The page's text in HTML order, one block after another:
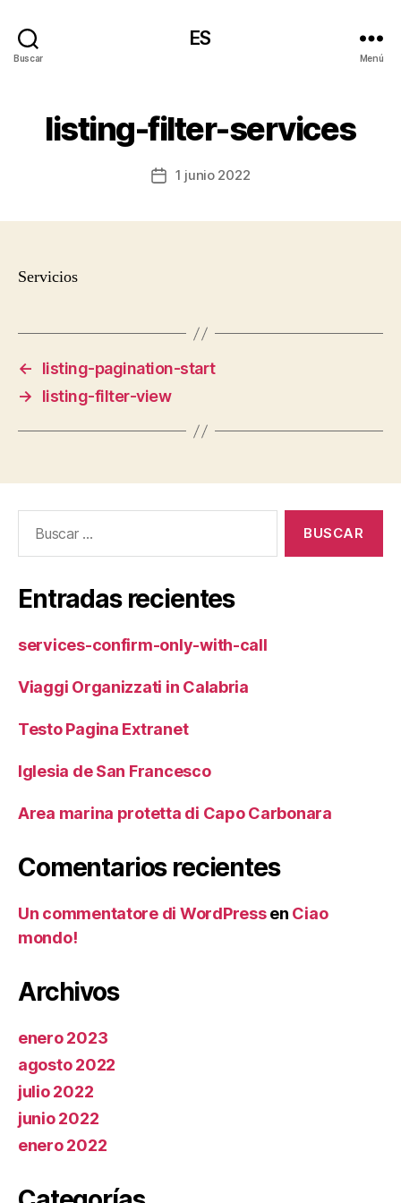
Buscar
ES
Menú
listing-filter-services
Fecha1 junio 2022
Servicios
←
listing-pagination-start
→
listing-filter-view
Entradas recientes
services-confirm-only-with-call
Viaggi Organizzati in Calabria
Testo Pagina Extranet
Iglesia de San Francesco
Area marina protetta di Capo Carbonara
Comentarios recientes
Un commentatore di WordPressen Ciao
mondo!
Archivos
enero 2023
agosto 2022
julio 2022
junio 2022
enero 2022